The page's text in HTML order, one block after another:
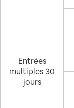
Entrées
multiples 30
jours